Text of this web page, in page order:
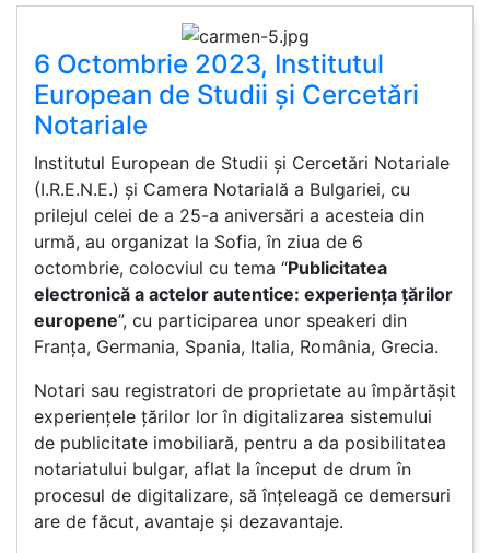
6 Octombrie 2023, Institutul
European de Studii și Cercetări
Notariale
Institutul European de Studii și Cercetări Notariale
(I.R.E.N.E.) și Camera Notarială a Bulgariei, cu
prilejul celei de a 25-a aniversări a acesteia din
urmă, au organizat la Sofia, în ziua de 6
octombrie, colocviul cu tema “Publicitatea
electronică a actelor autentice: experiența țărilor
europene”, cu participarea unor speakeri din
Franța, Germania, Spania, Italia, România, Grecia.
Notari sau registratori de proprietate au împărtășit
experiențele țărilor lor în digitalizarea sistemului
de publicitate imobiliară, pentru a da posibilitatea
notariatului bulgar, aflat la început de drum în
procesul de digitalizare, să înțeleagă ce demersuri
are de făcut, avantaje și dezavantaje.